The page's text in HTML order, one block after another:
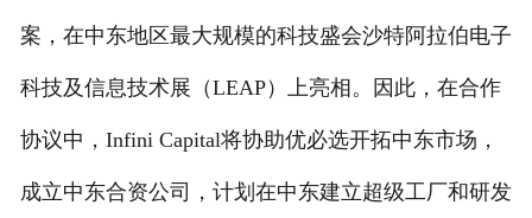
案，在中东地区最大规模的科技盛会沙特阿拉伯电子
科技及信息技术展（LEAP）上亮相。因此，在合作
协议中，Infini Capital将协助优必选开拓中东市场，
成立中东合资公司，计划在中东建立超级工厂和研发